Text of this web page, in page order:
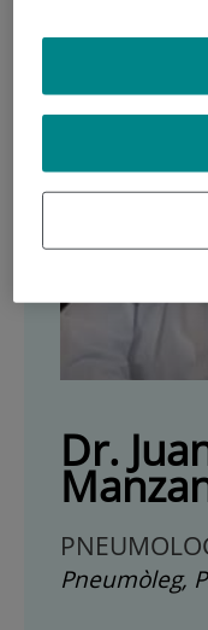
Dr.
Pneumòleg,